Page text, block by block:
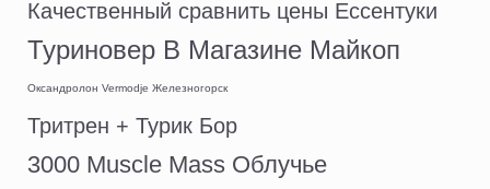
Качественный сравнить цены Ессентуки
Туриновер В Магазине Майкоп
Оксандролон Vermodje Железногорск
Тритрен + Турик Бор
3000 Muscle Mass Облучье